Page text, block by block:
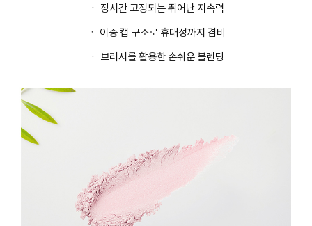
ㆍ 장시간 고정되는 뛰어난 지속력
ㆍ 이중 캡 구조로 휴대성까지 겸비
ㆍ 브러시를 활용한 손쉬운 블렌딩